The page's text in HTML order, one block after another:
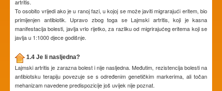
artritis.
To osobito vrijedi ako je u ranoj fazi, u kojoj se može javiti migrarajući eritem, bio
primijenjen antibiotik. Upravo zbog toga se Lajmski artritis, koji je kasna
manifestacija bolesti, javlja vrlo rijetko, za razliku od migrirajućeg eritema koji se
javlja u 1:1000 djece godišnje.
1.4 Je li nasljedna?
Lajmski artritis je zarazna bolest i nije nasljedna. Međutim, rezistencija bolesti na
antibiotsku terapiju povezuje se s određenim genetičkim markerima, ali točan
mehanizam navedene predispozicije još uvijek nije poznat.